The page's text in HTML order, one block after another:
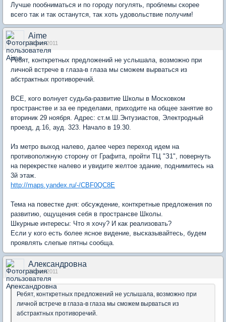
Лучше пообниматься и по городу погулять, проблемы скорее
всего так и так останутся, так хоть удовольствие получим!
Aime
24 ноя 2011
Ребят, конткретных предложений не услышала, возможно при
личной встрече в глаза-в глаза мы сможем вырваться из
абстрактных противоречий.
ВСЕ, кого волнует судьба-развитие Школы в Московком
пространстве и за ее пределами, приходите на общее занятие во
вториник 29 ноября. Адрес: ст.м.Ш.Энтузиастов, Электродный
проезд, д.16, ауд. 323. Начало в 19.30.
Из метро выход налево, далее через переход идем на
противополжную сторону от Графита, пройти ТЦ "З1", повернуть
на перекрестке налево и увидите желтое здание, поднимитесь на
3й этаж.
http://maps.yandex.ru/-/CBF0QC8E
Тема на повестке дня: обсуждение, конткретные предложения по
развитию, ощущения себя в пространсве Школы.
Шкурные интересы: Что я хочу? И как реализовать?
Если у кого есть более ясное видение, высказывайтесь, будем
проявлять слепые пятны сообща.
Александровна
24 ноя 2011
Ребят, конткретных предложений не услышала, возможно при
личной встрече в глаза-в глаза мы сможем вырваться из
абстрактных противоречий.